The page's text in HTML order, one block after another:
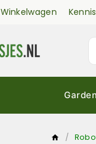
Winkelwagen
/